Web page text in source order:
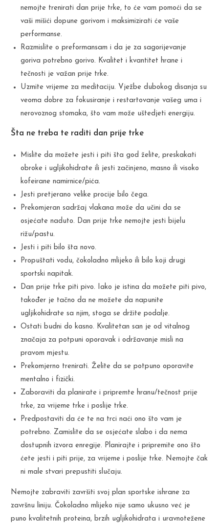
nemojte trenirati dan prije trke, to će vam pomoći da se
vaši mišići dopune gorivom i maksimizirati će vaše
performanse.
Razmislite o preformansam i da je za sagorijevanje
goriva potrebno gorivo. Kvalitet i kvantitet hrane i
tečnosti je važan prije trke.
Uzmite vrijeme za meditaciju. Vježbe dubokog disanja su
veoma dobre za fokusiranje i restartovanje vašeg uma i
nerovoznog stomaka, što vam može uštedjeti energiju.
Šta ne treba te raditi dan prije trke
Mislite da možete jesti i piti šta god želite, preskakati
obroke i ugljikohidrate ili jesti začinjeno, masno ili visoko
kofeirane namirnice/pića.
Jesti pretjerano velike procije bilo čega.
Prekomjeran sadržaj vlakana može da učini da se
osjećate naduto. Dan prije trke nemojte jesti bijelu
rižu/pastu.
Jesti i piti bilo šta novo.
Propuštati vodu, čokoladno mlijeko ili bilo koji drugi
sportski napitak.
Dan prije trke piti pivo. Iako je istina da možete piti pivo,
također je tačno da ne možete da napunite
ugljikohidrate sa njim, stoga se držite podalje.
Ostati budni do kasno. Kvalitetan san je od vitalnog
značaja za potpuni oporavak i održavanje misli na
pravom mjestu.
Prekomjerno trenirati. Želite da se potpuno oporavite
mentalno i fizički.
Zaboraviti da planirate i pripremte hranu/tečnost prije
trke, za vrijeme trke i poslije trke.
Predpostaviti da će te na trci naći ono što vam je
potrebno. Zamislite da se osjećate slabo i da nema
dostupnih izvora enregije. Planirajte i pripremite ono što
ćete jesti i piti prije, za vrijeme i poslije trke. Nemojte čak
ni male stvari prepustiti slučaju.
Nemojte zabraviti završiti svoj plan sportske ishrane za
završnu liniju. Čokoladno mlijeko nije samo ukusno već je
puno kvalitetnih proteina, brzih ugljikohidrata i uravnotežene